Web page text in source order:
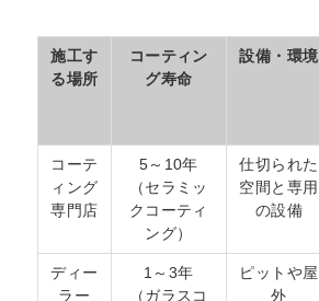
施工す
る場所
コーティン
グ寿命
設備・環境
コーテ
ィング
専門店
5～10年
（セラミッ
クコーティ
ング）
仕切られた
空間と専用
の設備
ディー
ラー
1～3年
（ガラスコ
ピットや屋
外